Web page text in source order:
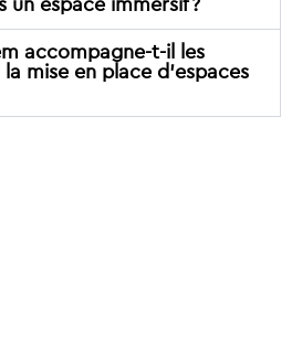
un espace immersif ?
accompagne-t-il les
mise en place d’espaces